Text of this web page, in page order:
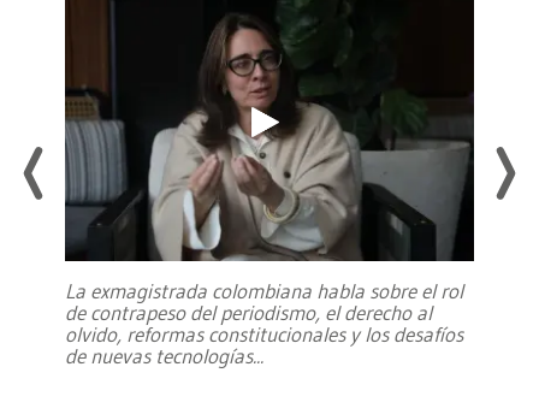
La exmagistrada colombiana habla sobre el rol
de contrapeso del periodismo, el derecho al
olvido, reformas constitucionales y los desafíos
de nuevas tecnologías...